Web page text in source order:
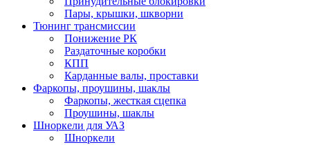
Пары, крышки, шкворни
Тюнинг трансмиссии
Понижение РК
Раздаточные коробки
КПП
Карданные валы, проставки
Фаркопы, проушины, шаклы
Фаркопы, жесткая сцепка
Проушины, шаклы
Шноркели для УАЗ
Шноркели